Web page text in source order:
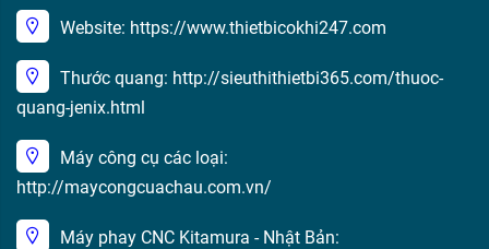
Website: https://www.thietbicokhi247.com
Thước quang: http://sieuthithietbi365.com/thuoc-
quang-jenix.html
Máy công cụ các loại:
http://maycongcuachau.com.vn/
Máy phay CNC Kitamura - Nhật Bản: